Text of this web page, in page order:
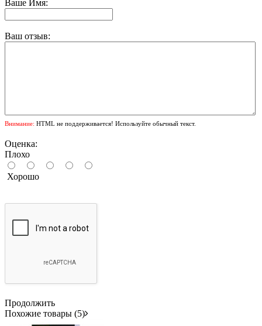
Ваше Имя:
Ваш отзыв:
Внимание: HTML не поддерживается! Используйте обычный текст.
Оценка:
Плохо
Хорошо
Продолжить
Похожие товары (5)